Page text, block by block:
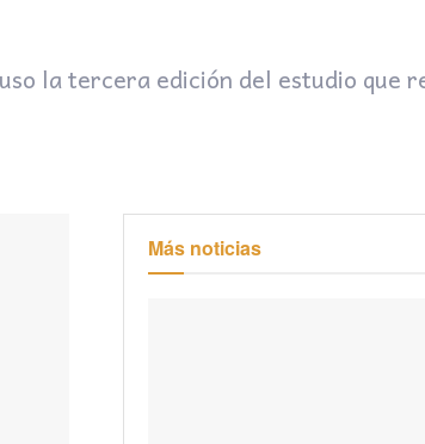
la tercera edición del estudio que
Más noticias